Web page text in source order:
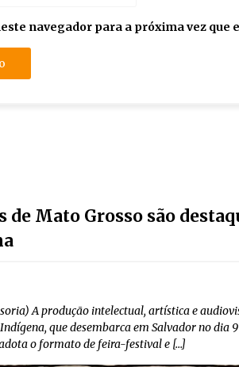
navegador para a próxima vez que
Mato Grosso são
A produção intelectual, artística e
que desembarca em Salvador no dia 9
o formato de feira-festival e […]